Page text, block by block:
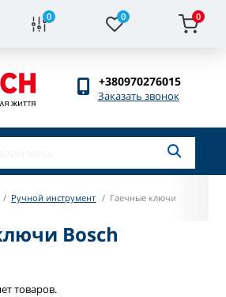
0 0 0
+380970276015
Заказать звонок
Ручной инструмент Гаечные ключи
Bosch
товаров.